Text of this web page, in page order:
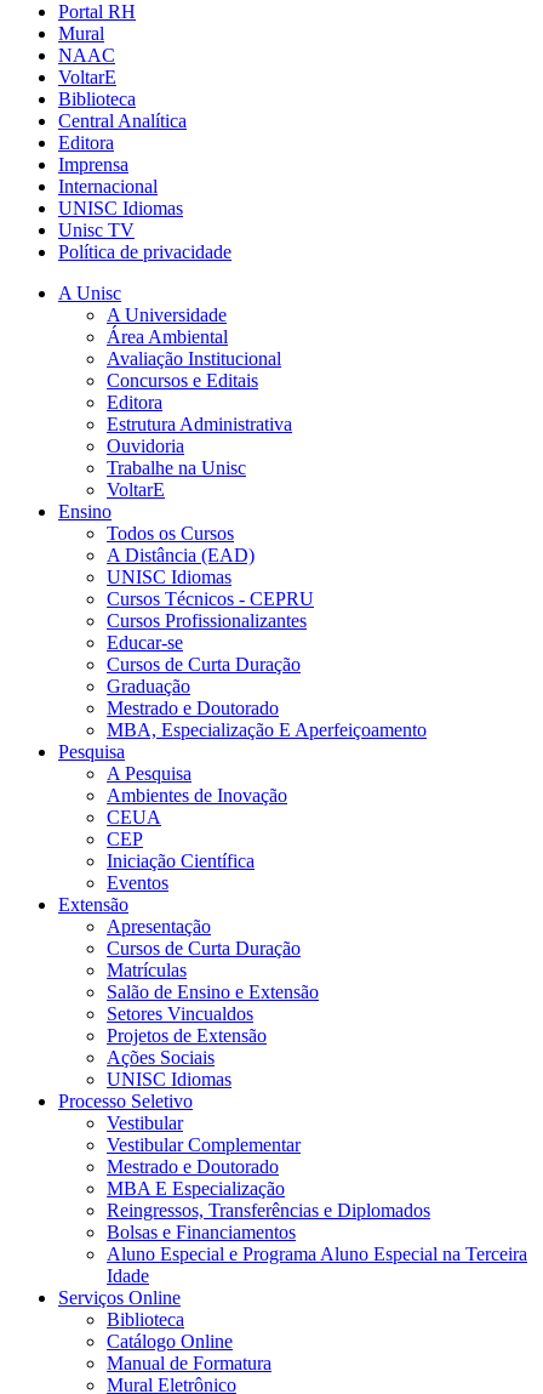
Portal RH
Mural
NAAC
VoltarE
Biblioteca
Central Analítica
Editora
Imprensa
Internacional
UNISC Idiomas
Unisc TV
Política de privacidade
A Unisc
A Universidade
Área Ambiental
Avaliação Institucional
Concursos e Editais
Editora
Estrutura Administrativa
Ouvidoria
Trabalhe na Unisc
VoltarE
Ensino
Todos os Cursos
A Distância (EAD)
UNISC Idiomas
Cursos Técnicos - CEPRU
Cursos Profissionalizantes
Educar-se
Cursos de Curta Duração
Graduação
Mestrado e Doutorado
MBA, Especialização E Aperfeiçoamento
Pesquisa
A Pesquisa
Ambientes de Inovação
CEUA
CEP
Iniciação Científica
Eventos
Extensão
Apresentação
Cursos de Curta Duração
Matrículas
Salão de Ensino e Extensão
Setores Vincualdos
Projetos de Extensão
Ações Sociais
UNISC Idiomas
Processo Seletivo
Vestibular
Vestibular Complementar
Mestrado e Doutorado
MBA E Especialização
Reingressos, Transferências e Diplomados
Bolsas e Financiamentos
Aluno Especial e Programa Aluno Especial na Terceira
Idade
Serviços Online
Biblioteca
Catálogo Online
Manual de Formatura
Mural Eletrônico